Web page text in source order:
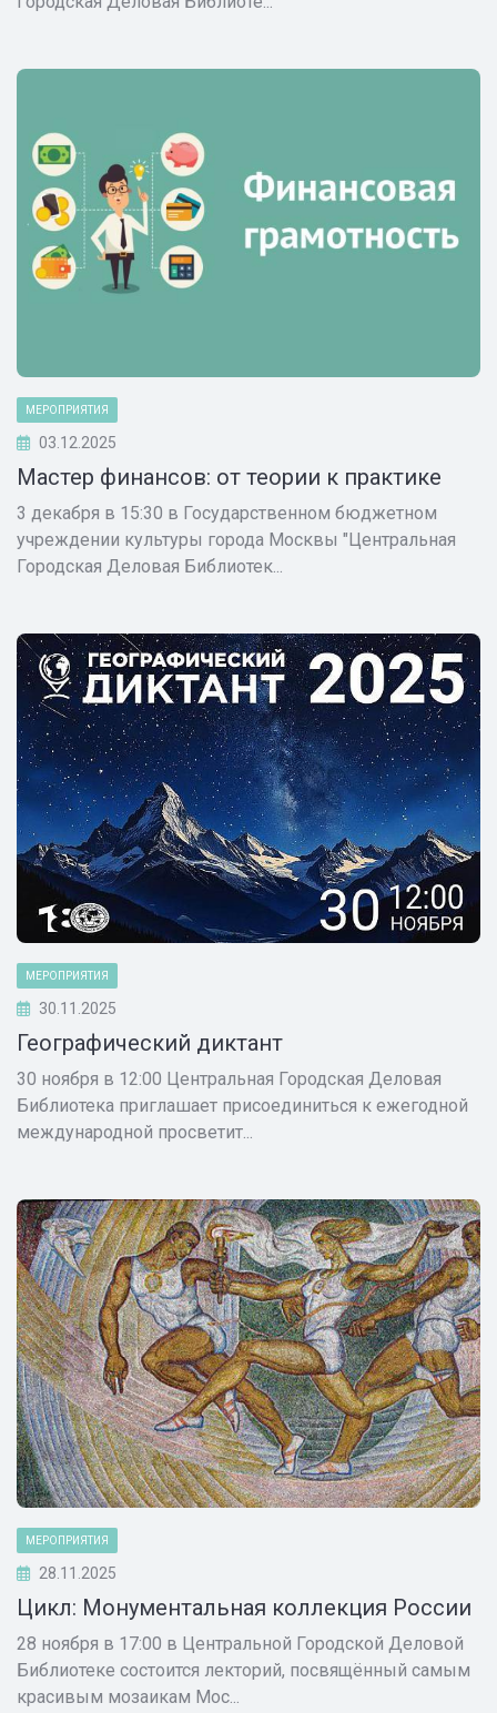
МЕРОПРИЯТИЯ
03.12.2025
Мастер финансов: от теории к практике
3 декабря в 15:30 в Государственном бюджетном
учреждении культуры города Москвы "Центральная
Городская Деловая Библиотек...
МЕРОПРИЯТИЯ
30.11.2025
Географический диктант
30 ноября в 12:00 Центральная Городская Деловая
Библиотека приглашает присоединиться к ежегодной
международной просветит...
МЕРОПРИЯТИЯ
28.11.2025
Цикл: Монументальная коллекция России
28 ноября в 17:00 в Центральной Городской Деловой
Библиотеке состоится лекторий, посвящённый самым
красивым мозаикам Мос...